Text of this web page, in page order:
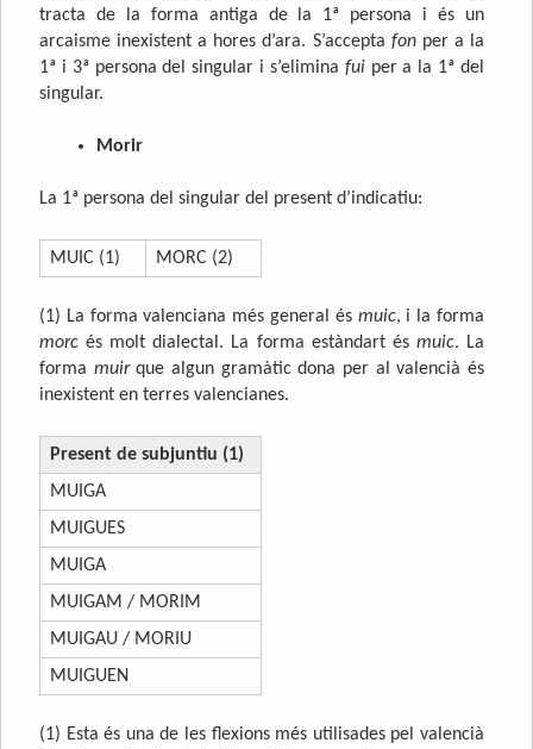
tracta de la forma antiga de la 1ª persona i és un
arcaisme inexistent a hores d’ara. S’accepta fonper a la
1ª i 3ª persona del singular i s’elimina fuiper a la 1ª del
singular.
Morir
La 1ª persona del singular del present d’indicatiu:
MUIC (1) MORC (2)
(1) La forma valenciana més general és muic, i la forma
morc és molt dialectal. La forma estàndart és muic. La
forma muirque algun gramàtic dona per al valencià és
inexistent en terres valencianes.
Present de subjuntiu (1)
MUIGA
MUIGUES
MUIGA
MUIGAM / MORIM
MUIGAU / MORIU
MUIGUEN
(1) Esta és una de les flexions més utilisades pel valencià